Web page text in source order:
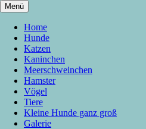
Zum
Inhalt
springen
Menü
Home
Hunde
Katzen
Kaninchen
Meerschweinchen
Hamster
Vögel
Tiere
Kleine Hunde ganz groß
Galerie